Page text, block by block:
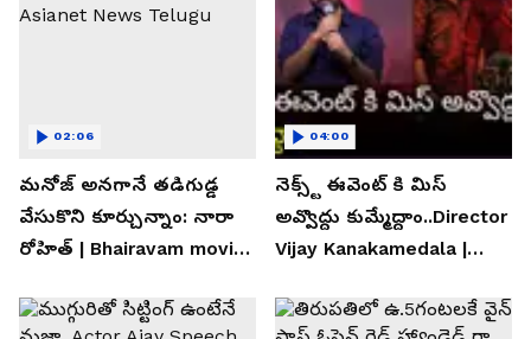
మనోజ్ అనగానే తడిగుడ్డ
వేసుకొని కూర్చున్నాం: నారా
రోహిత్ | Bhairavam movie |
02:06
నెక్స్ట్ ఈవెంట్ కి మిస్
అవ్వొద్దు కుమ్మేద్దాం..Director
Vijay Kanakamedala |
04:00